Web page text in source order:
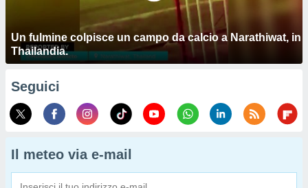
Un fulmine colpisce un campo da calcio a Narathiwat, in
Thailandia.
Seguici
Il meteo via e-mail